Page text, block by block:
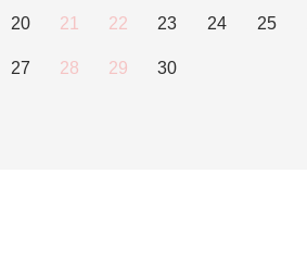
20 21 22 23 24 25
27 28 29 30